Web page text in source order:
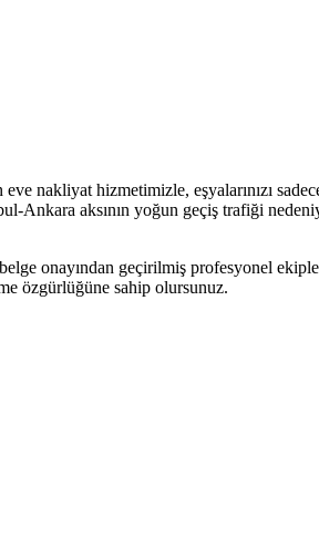
nakliyat hizmetimizle, eşyalarınızı
Ankara aksının yoğun geçiş trafiği
onayından geçirilmiş profesyonel
özgürlüğüne sahip olursunuz.